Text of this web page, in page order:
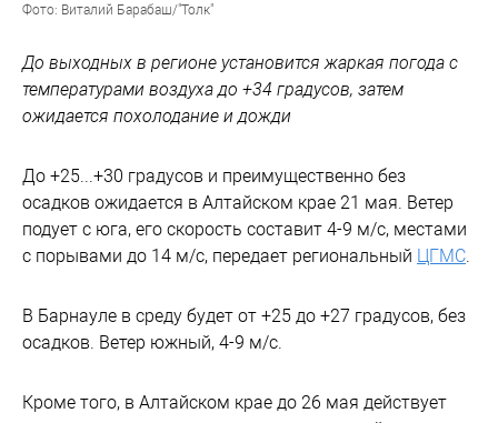
Фото: Виталий Барабаш/"Толк"
До выходных в регионе установится жаркая погода с
температурами воздуха до +34 градусов, затем
ожидается похолодание и дожди
До +25...+30 градусов и преимущественно без
осадков ожидается в Алтайском крае 21 мая. Ветер
подует с юга, его скорость составит 4-9 м/с, местами
с порывами до 14 м/с, передает региональный ЦГМС
В Барнауле в среду будет от +25 до +27 градусов, без
осадков. Ветер южный, 4-9 м/с.
Кроме того, в Алтайском крае до 26 мая действует